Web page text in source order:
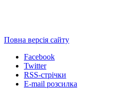
Повна версія сайту
Facebook
Twitter
RSS-стрічки
E-mail розсилка